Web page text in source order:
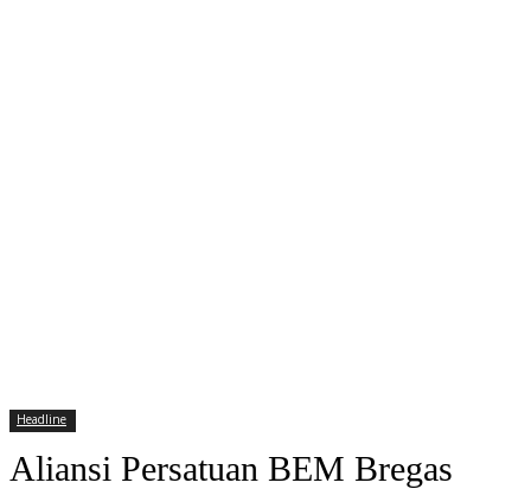
Headline
Aliansi Persatuan BEM Bregas